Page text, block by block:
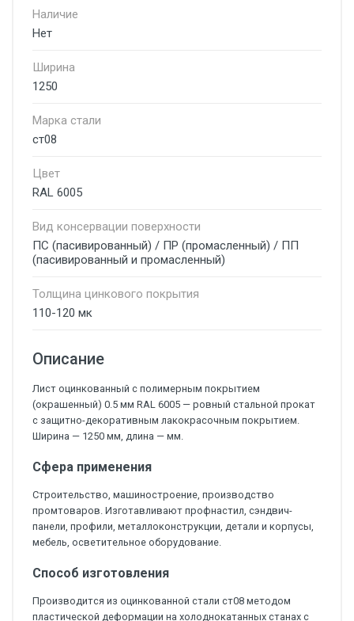
Наличие
Нет
Ширина
1250
Марка стали
ст08
Цвет
RAL 6005
Вид консервации поверхности
ПС (пасивированный) / ПР (промасленный) / ПП
(пасивированный и промасленный)
Толщина цинкового покрытия
110-120 мк
Описание
Лист оцинкованный с полимерным покрытием
(окрашенный) 0.5 мм RAL 6005 — ровный стальной прокат
с защитно-декоративным лакокрасочным покрытием.
Ширина — 1250 мм, длина — мм.
Сфера применения
Строительство, машиностроение, производство
промтоваров. Изготавливают профнастил, сэндвич-
панели, профили, металлоконструкции, детали и корпусы,
мебель, осветительное оборудование.
Способ изготовления
Производится из оцинкованной стали ст08 методом
пластической деформации на холоднокатанных станах с